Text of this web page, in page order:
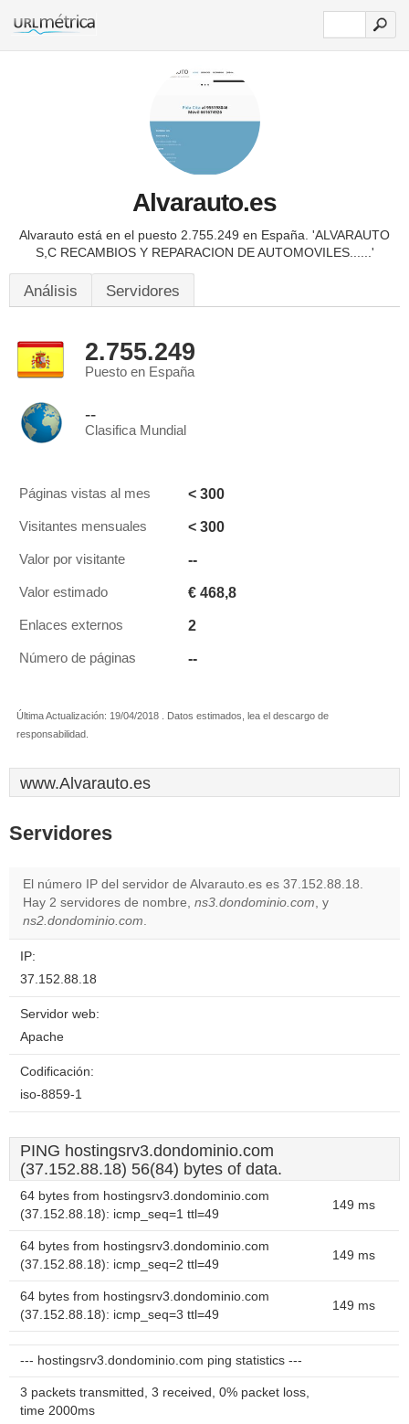
Alvarauto.es
Alvarauto está en el puesto 2.755.249 en España. 'ALVARAUTO
S,C RECAMBIOS Y REPARACION DE AUTOMOVILES......'
Análisis Servidores
2.755.249
Puesto en España
--
Clasifica Mundial
Páginas vistas al mes < 300
Visitantes mensuales < 300
Valor por visitante --
Valor estimado € 468,8
Enlaces externos 2
Número de páginas --
Última Actualización: 19/04/2018 . Datos estimados, lea el descargo de
responsabilidad.
www.Alvarauto.es
Servidores
El número IP del servidor de Alvarauto.es es 37.152.88.18.
Hay 2 servidores de nombre, ns3.dondominio.com, y
ns2.dondominio.com.
IP:
37.152.88.18
Servidor web:
Apache
Codificación:
iso-8859-1
PING hostingsrv3.dondominio.com
(37.152.88.18) 56(84) bytes of data.
64 bytes from hostingsrv3.dondominio.com
(37.152.88.18): icmp_seq=1 ttl=49
149 ms
64 bytes from hostingsrv3.dondominio.com
(37.152.88.18): icmp_seq=2 ttl=49
149 ms
64 bytes from hostingsrv3.dondominio.com
(37.152.88.18): icmp_seq=3 ttl=49
149 ms
--- hostingsrv3.dondominio.com ping statistics ---
3 packets transmitted, 3 received, 0% packet loss,
time 2000ms